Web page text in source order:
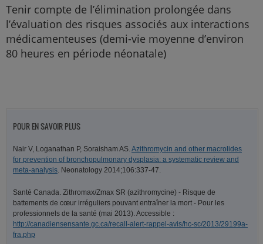
Tenir compte de l’élimination prolongée dans
l’évaluation des risques associés aux interactions
médicamenteuses (demi-vie moyenne d’environ
80 heures en période néonatale)
POUR EN SAVOIR PLUS
Nair V, Loganathan P, Soraisham AS.Azithromycin and other macrolides
for prevention of bronchopulmonary dysplasia: a systematic review and
meta-analysis. Neonatology 2014;106:337-47.
Santé Canada. Zithromax/Zmax SR (azithromycine) - Risque de
battements de cœur irréguliers pouvant entraîner la mort - Pour les
professionnels de la santé (mai 2013). Accessible :
http://canadiensensante.gc.ca/recall-alert-rappel-avis/hc-sc/2013/29199a-
fra.php